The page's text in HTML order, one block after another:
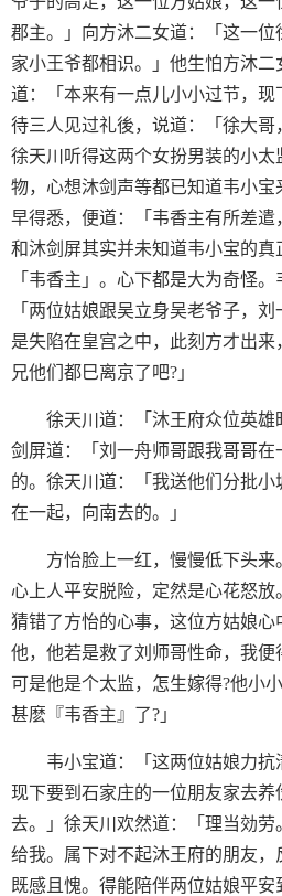
郡主。」向方沐二女道：「这一
家小王爷都相识。」他生怕方沐
道：「本来有一点儿小小过节，现
待三人见过礼後，说道：「徐大哥
徐天川听得这两个女扮男装的小太
物，心想沐剑声等都已知道韦小
早得悉，便道：「韦香主有所差
和沐剑屏其实并未知道韦小宝的
「韦香主」。心下都是大为奇怪。
「两位姑娘跟吴立身吴老爷子，
是失陷在皇宫之中，此刻方才出
兄他们都巳离京了吧?」
徐天川道：「沐王府众位英
剑屏道：「刘一舟师哥跟我哥哥在
的。徐天川道：「我送他们分批
在一起，向南去的。」
方怡脸上一红，慢慢低下头
心上人平安脱险，定然是心花怒
猜错了方怡的心事，这位方姑娘心
他，他若是救了刘师哥性命，我便
可是他是个太监，怎生嫁得?他小
甚麽『韦香主』了?」
韦小宝道：「这两位姑娘力抗
现下要到石家庄的一位朋友家去
去。」徐天川欢然道：「理当効
给我。属下对不起沐王府的朋友
既感且愧。得能陪伴两位姑娘平